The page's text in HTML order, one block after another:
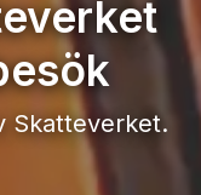
Skatteverket.